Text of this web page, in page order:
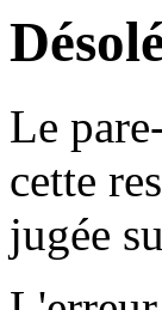
Le
cette
jugée